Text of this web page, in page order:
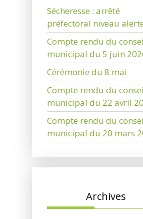
Sécheresse : arrêté
préfectoral niveau
Compte rendu du
municipal du 5 juin
Cérémonie du 8 mai
Compte rendu du
municipal du 22 avril
Compte rendu du
municipal du 20 mars
Archives